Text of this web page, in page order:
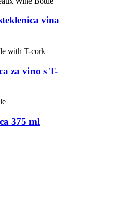
vina
za vino s T-
375 ml